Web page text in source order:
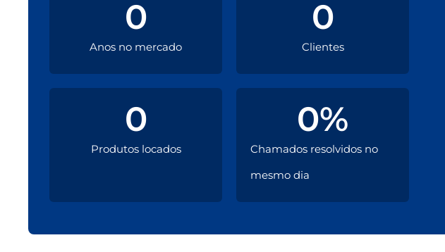
Anos no mercado
0
Clientes
0
Produtos locados
0
Chamados resolvidos no
mesmo dia
0%